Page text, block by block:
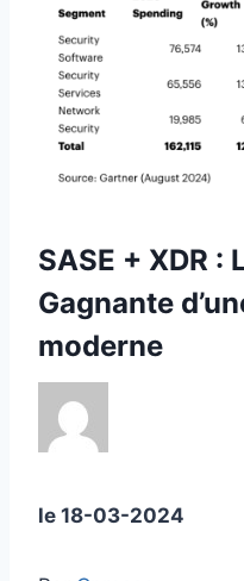
SASE + XDR :
Gagnante
moderne
le 18-03-2024